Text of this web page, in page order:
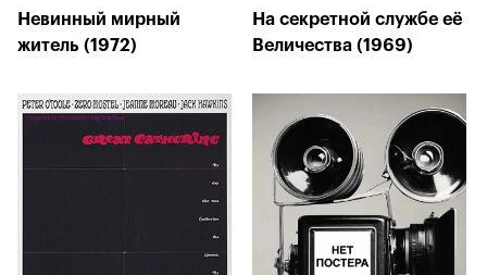
Невинный мирный
житель (1972)
На секретной службе её
Величества (1969)